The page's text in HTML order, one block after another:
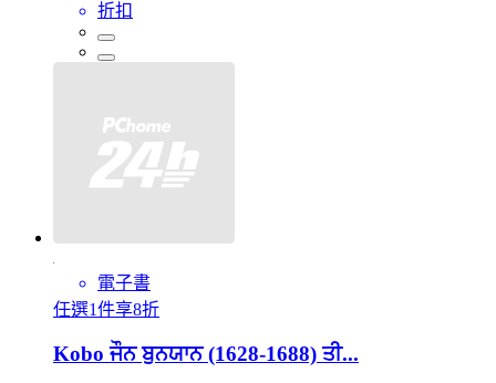
折扣
電子書
任選1件享8折
Kobo ਜੌਨ ਬੁਨਯਾਨ (1628-1688) ਤੀ...